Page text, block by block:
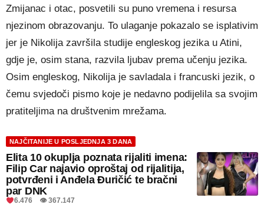
Zmijanac i otac, posvetili su puno vremena i resursa
njezinom obrazovanju. To ulaganje pokazalo se isplativim
jer je Nikolija završila studije engleskog jezika u Atini,
gdje je, osim stana, razvila ljubav prema učenju jezika.
Osim engleskog, Nikolija je savladala i francuski jezik, o
čemu svjedoči pismo koje je nedavno podijelila sa svojim
pratiteljima na društvenim mrežama.
NAJČITANIJE U POSLJEDNJA 3 DANA
Elita 10 okuplja poznata rijaliti imena:
Filip Car najavio oproštaj od rijalitija,
potvrđeni i Anđela Đuričić te bračni
par DNK
6.476 👁 367.147